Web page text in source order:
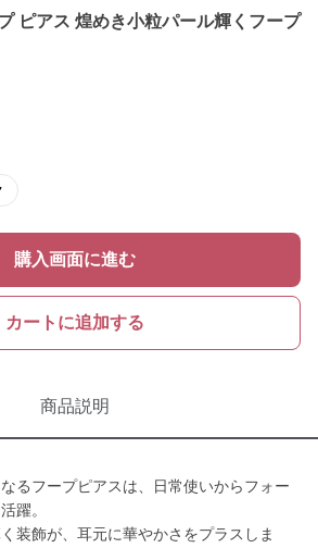
ピアス 煌めき小粒パール輝くフープ
購入画面に進む
カートに追加する
商品説明
るフープピアスは、日常使いからフォー
躍。
装飾が、耳元に華やかさをプラスしま